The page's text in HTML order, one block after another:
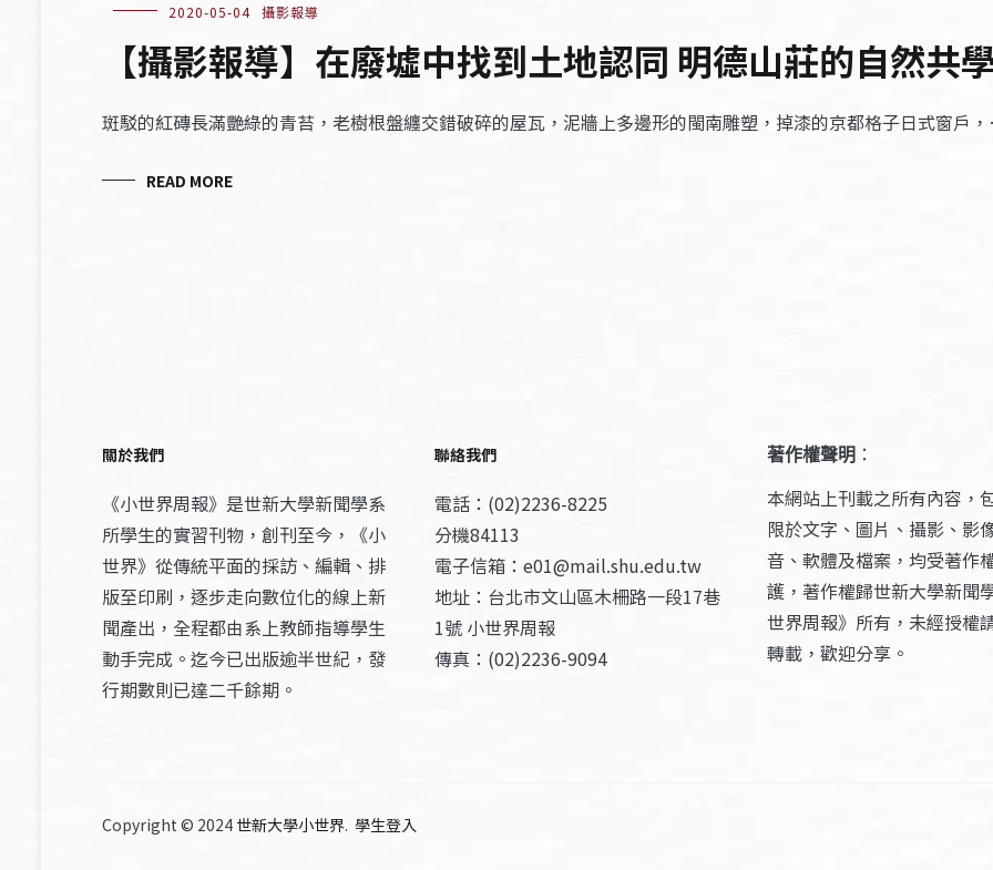
2020-05-04 攝影報導
【攝影報導】在廢墟中找到土地認同 明德山莊的自然共
斑駁的紅磚長滿艷綠的青苔，老樹根盤纏交錯破碎的屋瓦，泥牆上多邊形的閩南雕塑，掉漆的京都格子日式窗戶
READ MORE
關於我們
《小世界周報》是世新大學新聞學系
所學生的實習刊物，創刊至今，《小
世界》從傳統平面的採訪、編輯、排
版至印刷，逐步走向數位化的線上新
聞產出，全程都由系上教師指導學生
動手完成。迄今已出版逾半世紀，發
行期數則已達二千餘期。
聯絡我們
電話：(02)2236-8225
分機84113
電子信箱：e01@mail.shu.edu.tw
地址：台北市文山區木柵路一段17巷
1號 小世界周報
傳真：(02)2236-9094
著作權聲明 ：
本網站上刊載之所有內容，
限於文字、圖片、攝影、影
音、軟體及檔案，均受著作
護，著作權歸世新大學新聞
世界周報》所有，未經授權
轉載，歡迎分享。
Copyright © 2024 世新大學小世界. 學生登入